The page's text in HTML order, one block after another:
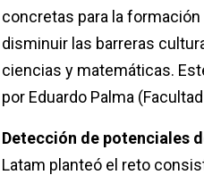
concretas para la
disminuir las barreras
ciencias y matemáticas.
por Eduardo Palma
Detección de potenciales
Latam planteó el reto